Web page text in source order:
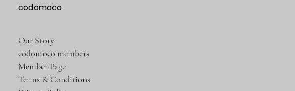
codomoco
Our Story
codomoco members
Member Page
Terms & Conditions